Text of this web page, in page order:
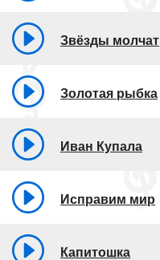
Звёзды молчат
Золотая рыбка
Иван Купала
Исправим мир
Капитошка